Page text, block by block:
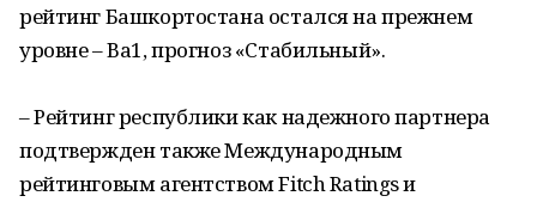
рейтинг Башкортостана остался на прежнем
уровне – Ва1, прогноз «Стабильный».
‒ Рейтинг республики как надежного партнера
подтвержден также Международным
рейтинговым агентством Fitch Ratings и